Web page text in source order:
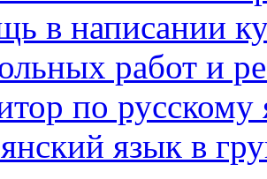
в написании
работ и
по русскому
язык в